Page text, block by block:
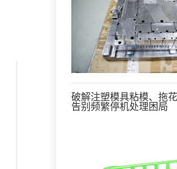
破解注塑模具粘模、拖花
告别频繁停机处理困局